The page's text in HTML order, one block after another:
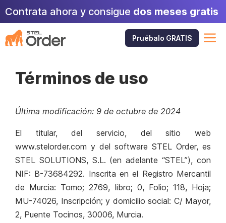
Saltar
contenido
Contrata ahora y consigue dos meses gratis
Pruébalo GRATIS
Términos de uso
Última modificación: 9 de octubre de 2024
El titular, del servicio, del sitio web
www.stelorder.com y del software STEL Order, es
STEL SOLUTIONS, S.L. (en adelante “STEL”), con
NIF: B-73684292. Inscrita en el Registro Mercantil
de Murcia: Tomo; 2769, libro; 0, Folio; 118, Hoja;
MU-74026, Inscripción; y domicilio social: C/ Mayor,
2, Puente Tocinos, 30006, Murcia.